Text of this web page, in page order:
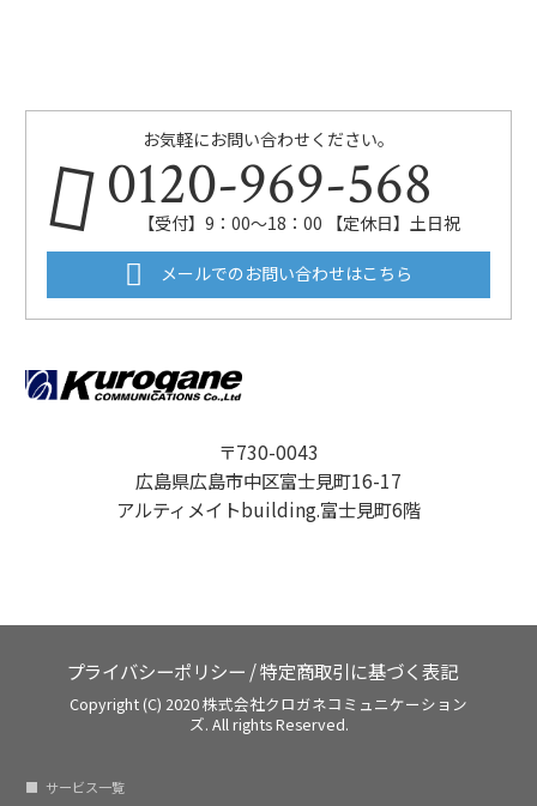
お気軽にお問い合わせください。
0120-969-568
【受付】9：00～18：00 【定休日】土日祝
メールでのお問い合わせはこちら
〒730-0043
広島県広島市中区富士見町16-17
アルティメイトbuilding.富士見町6階
プライバシーポリシー /特定商取引に基づく表記
Copyright (C) 2020 株式会社クロガネコミュニケーション
ズ. All rights Reserved.
サービス一覧